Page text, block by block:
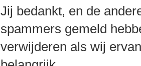
Jij bedankt, en de
spammers gemeld
verwijderen als wij